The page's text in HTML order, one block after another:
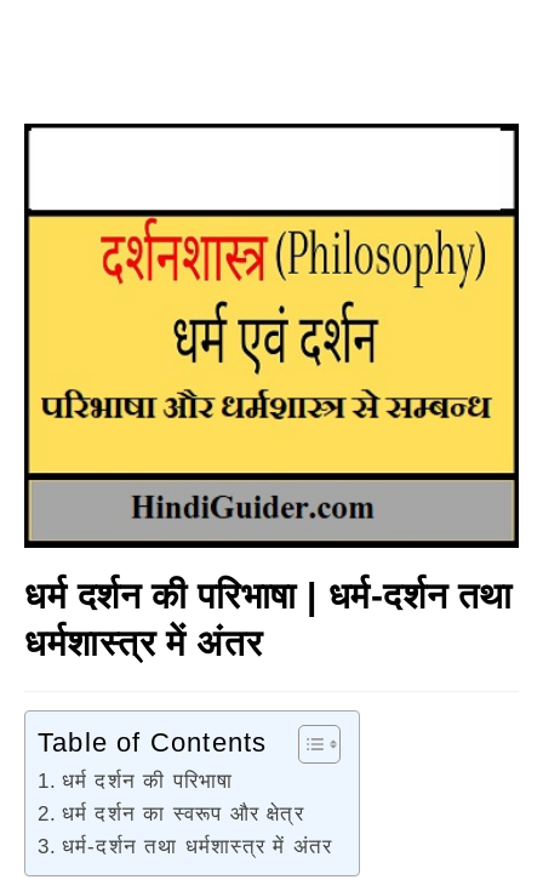
धर्म दर्शन की परिभाषा | धर्म-दर्शन तथा
धर्मशास्त्र में अंतर
Table of Contents
धर्म दर्शन की परिभाषा
धर्म दर्शन का स्वरूप और क्षेत्र
धर्म-दर्शन तथा धर्मशास्त्र में अंतर